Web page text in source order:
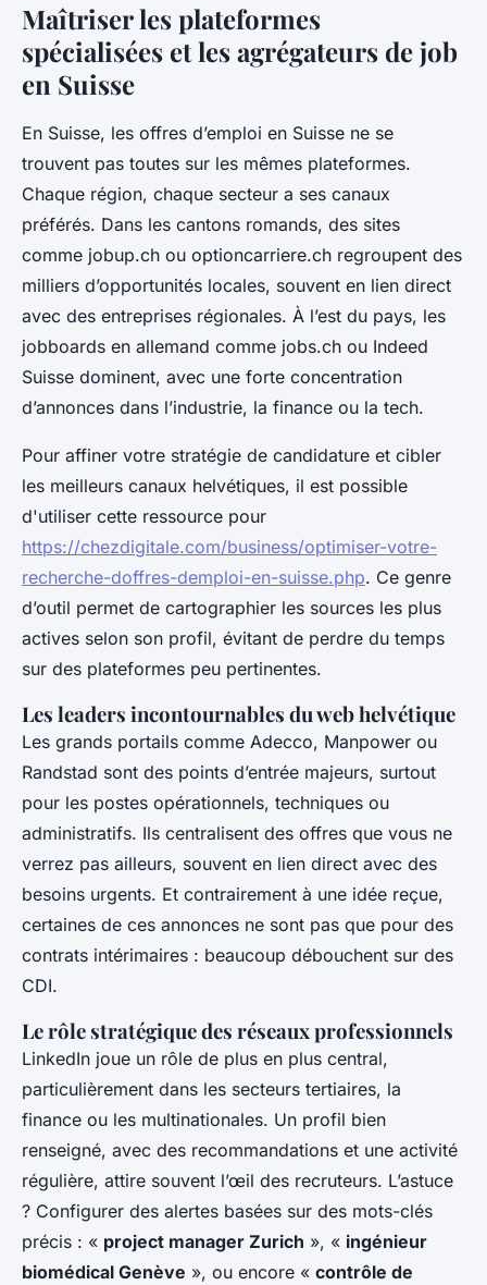
Maîtriser les plateformes
spécialisées et les agrégateurs de job
en Suisse
En Suisse, les offres d’emploi en Suisse ne se
trouvent pas toutes sur les mêmes plateformes.
Chaque région, chaque secteur a ses canaux
préférés. Dans les cantons romands, des sites
comme jobup.ch ou optioncarriere.ch regroupent des
milliers d’opportunités locales, souvent en lien direct
avec des entreprises régionales. À l’est du pays, les
jobboards en allemand comme jobs.ch ou Indeed
Suisse dominent, avec une forte concentration
d’annonces dans l’industrie, la finance ou la tech.
Pour affiner votre stratégie de candidature et cibler
les meilleurs canaux helvétiques, il est possible
d'utiliser cette ressource pour
https://chezdigitale.com/business/optimiser-votre-
recherche-doffres-demploi-en-suisse.php. Ce genre
d’outil permet de cartographier les sources les plus
actives selon son profil, évitant de perdre du temps
sur des plateformes peu pertinentes.
Les leaders incontournables du web helvétique
Les grands portails comme Adecco, Manpower ou
Randstad sont des points d’entrée majeurs, surtout
pour les postes opérationnels, techniques ou
administratifs. Ils centralisent des offres que vous ne
verrez pas ailleurs, souvent en lien direct avec des
besoins urgents. Et contrairement à une idée reçue,
certaines de ces annonces ne sont pas que pour des
contrats intérimaires : beaucoup débouchent sur des
CDI.
Le rôle stratégique des réseaux professionnels
LinkedIn joue un rôle de plus en plus central,
particulièrement dans les secteurs tertiaires, la
finance ou les multinationales. Un profil bien
renseigné, avec des recommandations et une activité
régulière, attire souvent l’œil des recruteurs. L’astuce
? Configurer des alertes basées sur des mots-clés
précis : « project manager Zurich », « ingénieur
biomédical Genève », ou encore « contrôle de